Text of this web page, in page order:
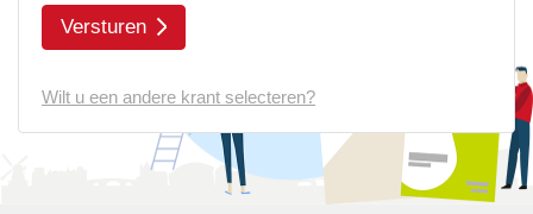
Versturen
Wilt u een andere krant selecteren?